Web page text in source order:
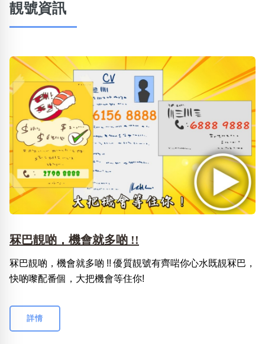
靚號資訊
冧巴靚啲，機會就多啲 !!
冧巴靚啲，機會就多啲 !! 優質靚號有齊啱你心水既靚冧巴，
快啲嚟配番個，大把機會等住你!
詳情